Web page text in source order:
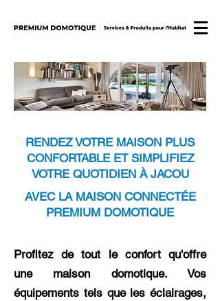
RENDEZ VOTRE MAISON PLUS
CONFORTABLE ET SIMPLIFIEZ
VOTRE QUOTIDIEN À JACOU
AVEC LA MAISON CONNECTÉE
PREMIUM DOMOTIQUE
Profitez de tout le confort qu'offre
une maison domotique. Vos
équipements tels que les éclairages,